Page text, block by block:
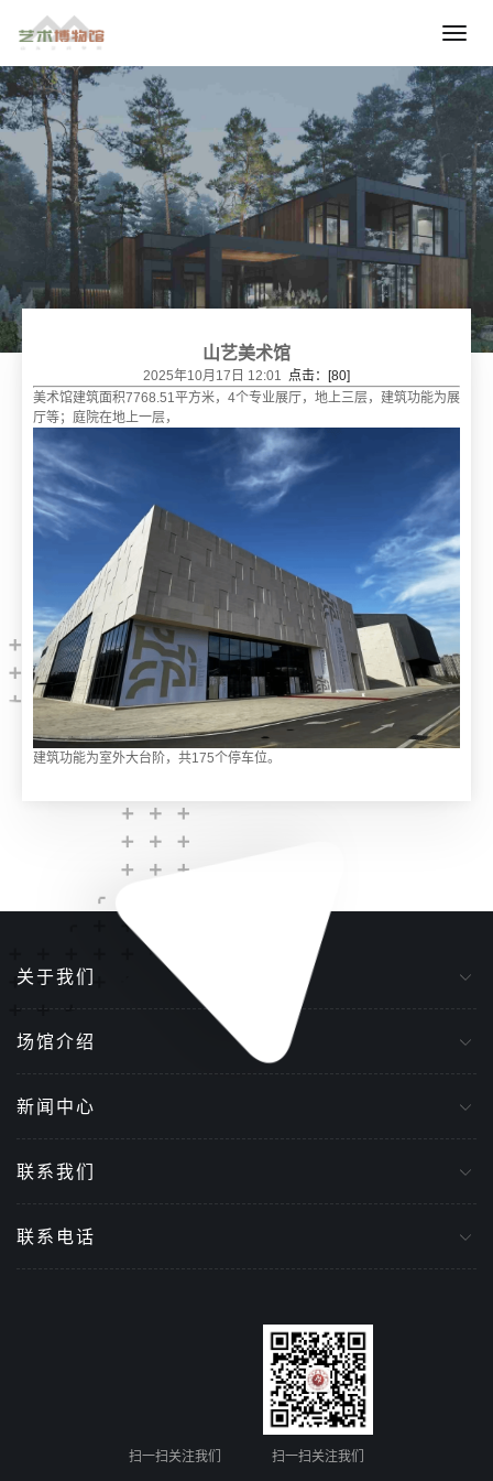
山艺美术馆
2025年10月17日 12:01 点击：[80]
美术馆建筑面积7768.51平方米，4个专业展厅，地上三层，建筑功能为展
厅等；庭院在地上一层，
建筑功能为室外大台阶，共175个停车位。
关于我们
场馆介绍
新闻中心
联系我们
联系电话
扫一扫关注我们 扫一扫关注我们